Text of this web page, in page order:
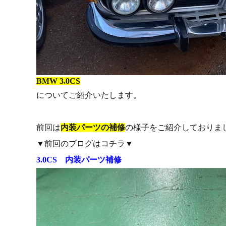
BMW 3.0CS
についてご紹介いたします。
前回は内装パーツの補修の様子をご紹介しておりま
▼前回のブログはコチラ▼
3.0CS 内装パーツ補修